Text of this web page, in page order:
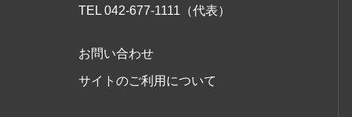
TEL 042-677-1111（代表）
お問い合わせ
サイトのご利用について